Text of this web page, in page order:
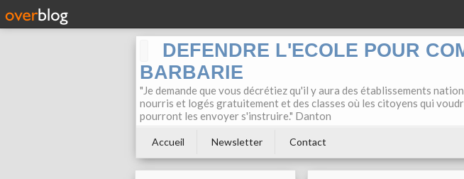
DEFENDRE L'ECOLE POUR
BARBARIE
"Je demande que vous décrétiez qu'il y aura des établissements
nourris et logés gratuitement et des classes où les citoyens qui
pourront les envoyer s'instruire." Danton
Accueil Newsletter Contact